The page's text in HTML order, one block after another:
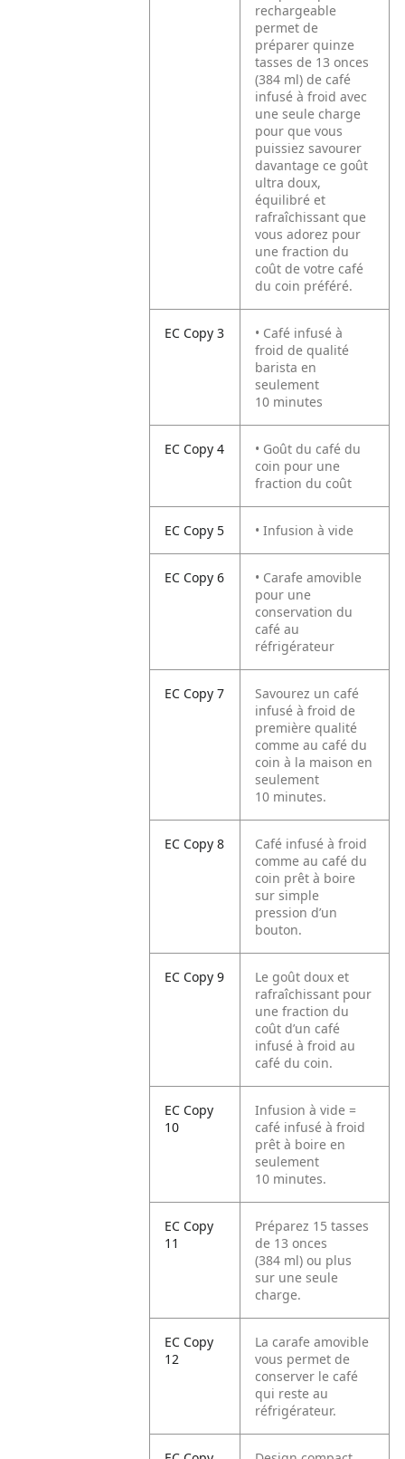
rechargeable
permet de
préparer quinze
tasses de 13 onces
(384 ml) de café
infusé à froid avec
une seule charge
pour que vous
puissiez savourer
davantage ce goût
ultra doux,
équilibré et
rafraîchissant que
vous adorez pour
une fraction du
coût de votre café
du coin préféré.
EC Copy 3
• Café infusé à
froid de qualité
barista en
seulement
10 minutes
EC Copy 4
• Goût du café du
coin pour une
fraction du coût
EC Copy 5 • Infusion à vide
EC Copy 6
• Carafe amovible
pour une
conservation du
café au
réfrigérateur
EC Copy 7
Savourez un café
infusé à froid de
première qualité
comme au café du
coin à la maison en
seulement
10 minutes.
EC Copy 8
Café infusé à froid
comme au café du
coin prêt à boire
sur simple
pression d’un
bouton.
EC Copy 9
Le goût doux et
rafraîchissant pour
une fraction du
coût d’un café
infusé à froid au
café du coin.
EC Copy
10
Infusion à vide =
café infusé à froid
prêt à boire en
seulement
10 minutes.
EC Copy
11
Préparez 15 tasses
de 13 onces
(384 ml) ou plus
sur une seule
charge.
EC Copy
12
La carafe amovible
vous permet de
conserver le café
qui reste au
réfrigérateur.